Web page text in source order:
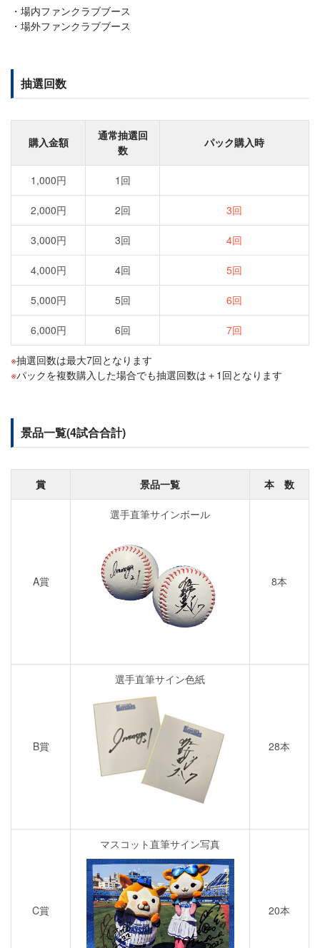
場内ファンクラブブース
場外ファンクラブブース
抽選回数
購入金額
通常抽選回
数
パック購入時
1,000円 1回
2,000円 2回 3回
3,000円 3回 4回
4,000円 4回 5回
5,000円 5回 6回
6,000円 6回 7回
抽選回数は最大7回となります
パックを複数購入した場合でも抽選回数は＋1回となります
景品一覧(4試合合計)
賞 景品一覧 本 数
A賞
選手直筆サインボール
8本
B賞
選手直筆サイン色紙
28本
C賞
マスコット直筆サイン写真
20本